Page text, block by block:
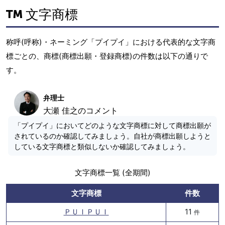
文字商標
称呼(呼称)・ネーミング「プイプイ」における代表的な文字商
標ごとの、商標(商標出願・登録商標)の件数は以下の通りで
す。
弁理士
大瀬 佳之のコメント
「プイプイ」においてどのような文字商標に対して商標出願が
されているのか確認してみましょう。自社が商標出願しようと
している文字商標と類似しないか確認してみましょう。
文字商標一覧 (全期間)
文字商標
件数
ＰＵＩＰＵＩ
11 件